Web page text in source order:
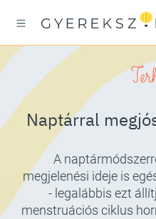
Naptárral
A
megjelenési ideje is
- legalábbis ezt
menstruációs ciklus